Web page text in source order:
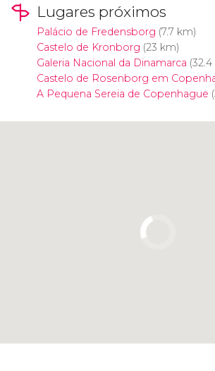
Lugares próximos
Palácio de Fredensborg (7.7 km)
Castelo de Kronborg (23 km)
Galeria Nacional da Dinamarca
Castelo de Rosenborg em
A Pequena Sereia de Copenhague